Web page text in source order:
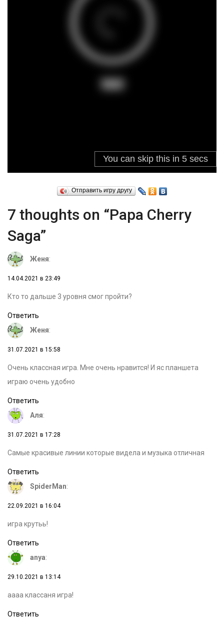
Отправить игру другу
7 thoughts on “Papa Cherry
Saga”
Женя:
14.04.2021 в 23:49
Кто то дальше 3 уровня смог пройти?
Ответить
Женя:
31.07.2021 в 15:58
Очень классная игра. Мне очень нравится! И яс планшета
играю очень удобно
Ответить
Аля:
31.07.2021 в 17:28
Самые красивые линии которые видела и музыка отличная
Ответить
SpiderMan:
22.09.2021 в 16:04
игра крутьь!
Ответить
anya:
29.10.2021 в 13:14
aaaa классаня игра!
Ответить